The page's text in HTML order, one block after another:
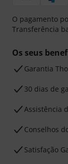
O pagamento
Transferência
Os seus
Garantia
30 dias de
Assistência
Conselhos
Satisfação